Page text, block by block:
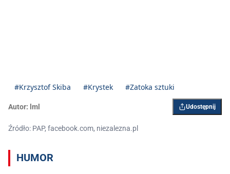
#Krzysztof Skiba #Krystek #Zatoka sztuki
Autor: lml Udostępnij
Źródło: PAP, facebook.com, niezalezna.pl
HUMOR